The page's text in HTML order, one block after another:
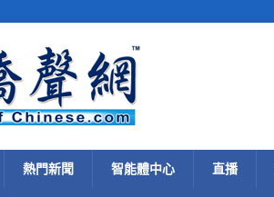
熱門新聞 智能體中心 直播